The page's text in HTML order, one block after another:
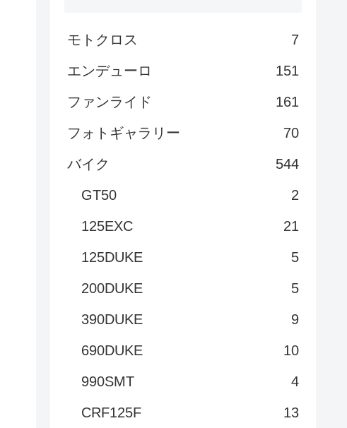
モトクロス
7
エンデューロ
151
ファンライド
161
フォトギャラリー
70
バイク
544
GT50
2
125EXC
21
125DUKE
5
200DUKE
5
390DUKE
9
690DUKE
10
990SMT
4
CRF125F
13